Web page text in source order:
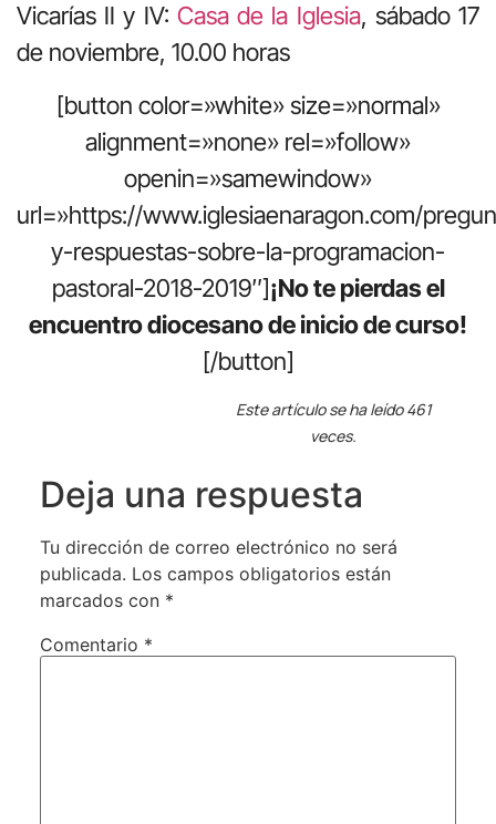
Vicarías II y IV: Casa de la Iglesia, sábado 17
de noviembre, 10.00 horas
[button color=»white» size=»normal»
alignment=»none» rel=»follow»
openin=»samewindow»
url=»https://www.iglesiaenaragon.com/
y-respuestas-sobre-la-programacion-
pastoral-2018-2019″]¡No te pierdas el
encuentro diocesano de inicio de curso!
[/button]
Este artículo se ha leído 461
veces.
Deja una respuesta
Tu dirección de correo electrónico no será
publicada. Los campos obligatorios están
marcados con *
Comentario *